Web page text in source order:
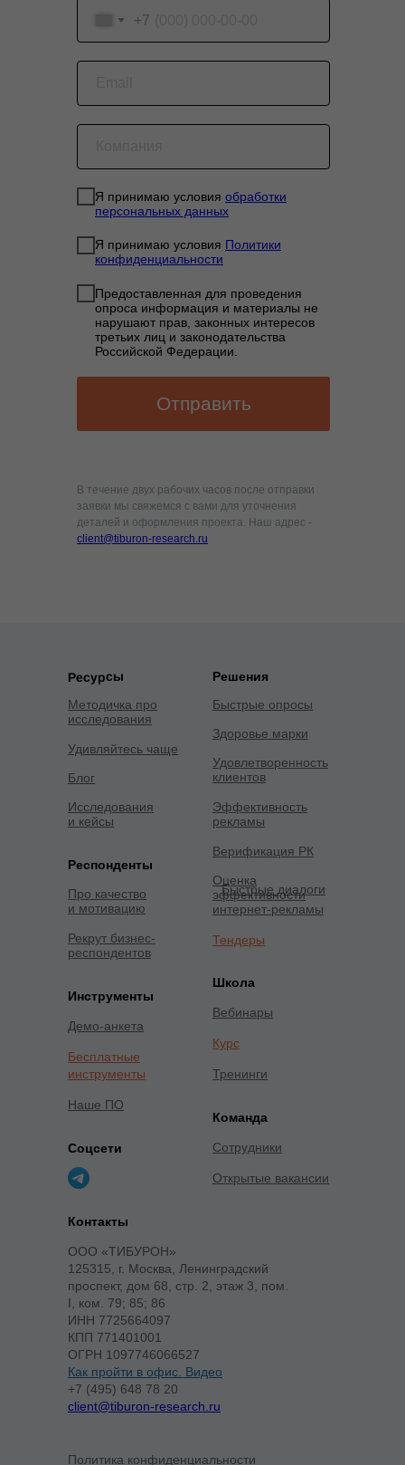
+7
Я принимаю условия обработки
персональных данных
Я принимаю условия Политики
конфиденциальности
Предоставленная для проведения
опроса информация и материалы не
нарушают прав, законных интересов
третьих лиц и законодательства
Российской Федерации.
Отправить
В течение двух рабочих часов после отправки
заявки мы свяжемся с вами для уточнения
деталей и оформления проекта. Наш адрес -
client@tiburon-research.ru
Решения
Политика конфиденциальности
ООО «ТИБУРОН»
125315, г. Москва, Ленинградский
проспект, дом 68, стр. 2, этаж 3, пом.
I, ком. 79; 85; 86
ИНН 7725664097
КПП 771401001
ОГРН 1097746066527
Как пройти в офис. Видео
+7 (495) 648 78 20
client@tiburon-research.ru
Контакты
Быстрые опросы
Оценка
эффективности
интернет-рекламы
Быстрые диалоги
Тендеры
Верификация РК
Здоровье марки
Удовлетворенность
клиентов
Эффективность
рекламы
Ресурсы
Методичка про
исследования
Исследования
и кейсы
Блог
Удивляйтесь чаще
Школа
Респонденты
Про качество
и мотивацию
Рекрут бизнес-
респондентов
Команда
Сотрудники
Открытые вакансии
Инструменты
Демо-анкета
Бесплатные
инструменты
Наше ПО
Вебинары
Курс
Тренинги
Соцсети